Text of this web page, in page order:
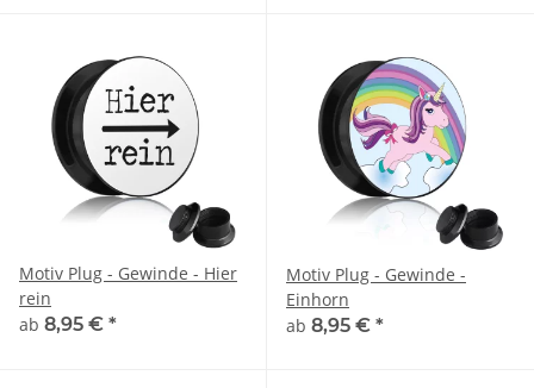
Motiv Plug - Gewinde - Hier
rein
ab 8,95 € *
Motiv Plug - Gewinde -
Einhorn
ab 8,95 € *